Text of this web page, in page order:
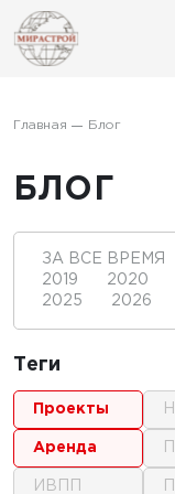
Главная Блог
БЛОГ
ЗА ВСЕ ВРЕМЯ
2019
2020
2025
2026
Теги
проекты
аренда
ИВПП